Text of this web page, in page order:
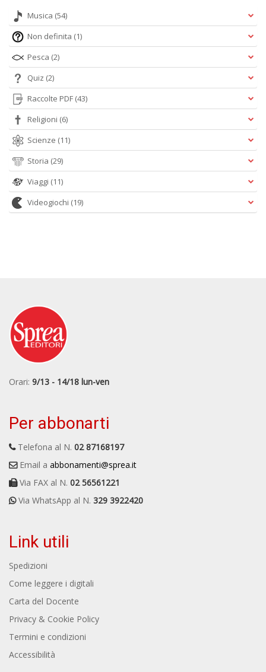
Musica (54)
Non definita (1)
Pesca (2)
Quiz (2)
Raccolte PDF (43)
Religioni (6)
Scienze (11)
Storia (29)
Viaggi (11)
Videogiochi (19)
Orari: 9/13 - 14/18 lun-ven
Per abbonarti
Telefona al N. 02 87168197
Email a abbonamenti@sprea.it
Via FAX al N. 02 56561221
Via WhatsApp al N. 329 3922420
Link utili
Spedizioni
Come leggere i digitali
Carta del Docente
Privacy & Cookie Policy
Termini e condizioni
Accessibilità